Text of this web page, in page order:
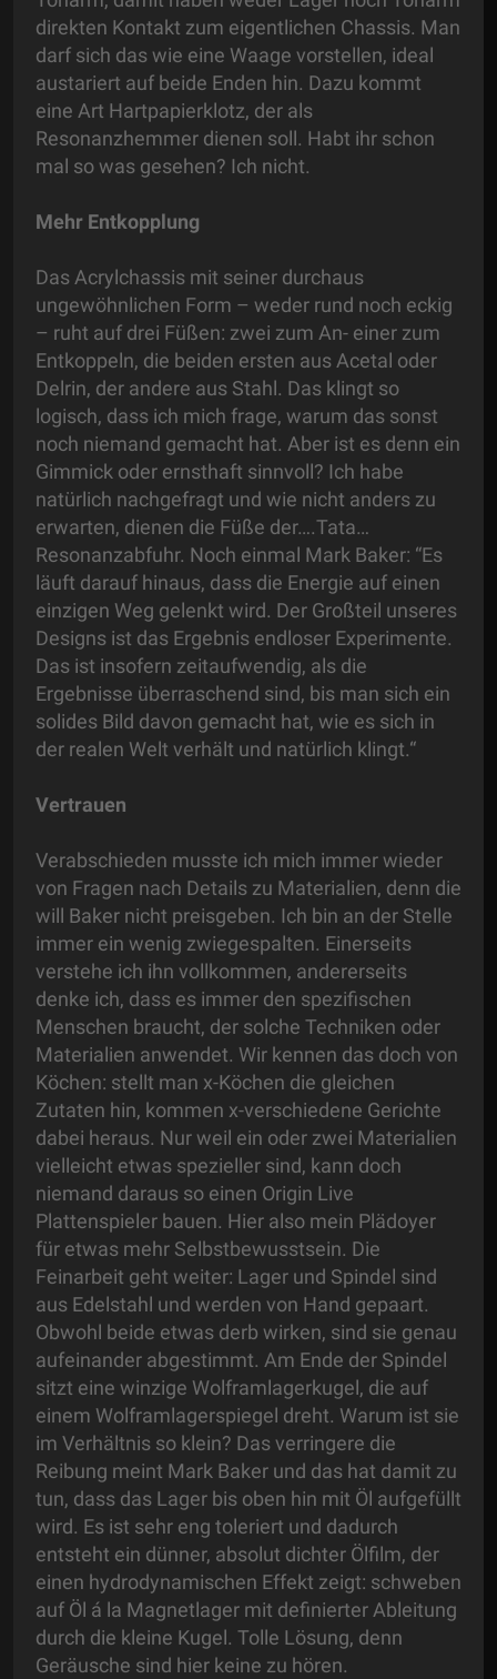
direkten Kontakt zum eigentlichen Chassis. Man
darf sich das wie eine Waage vorstellen, ideal
austariert auf beide Enden hin. Dazu kommt
eine Art Hartpapierklotz, der als
Resonanzhemmer dienen soll. Habt ihr schon
mal so was gesehen? Ich nicht.
Mehr Entkopplung
Das Acrylchassis mit seiner durchaus
ungewöhnlichen Form – weder rund noch eckig
– ruht auf drei Füßen: zwei zum An- einer zum
Entkoppeln, die beiden ersten aus Acetal oder
Delrin, der andere aus Stahl. Das klingt so
logisch, dass ich mich frage, warum das sonst
noch niemand gemacht hat. Aber ist es denn ein
Gimmick oder ernsthaft sinnvoll? Ich habe
natürlich nachgefragt und wie nicht anders zu
erwarten, dienen die Füße der….Tata…
Resonanzabfuhr. Noch einmal Mark Baker: “Es
läuft darauf hinaus, dass die Energie auf einen
einzigen Weg gelenkt wird. Der Großteil unseres
Designs ist das Ergebnis endloser Experimente.
Das ist insofern zeitaufwendig, als die
Ergebnisse überraschend sind, bis man sich ein
solides Bild davon gemacht hat, wie es sich in
der realen Welt verhält und natürlich klingt.“
Vertrauen
Verabschieden musste ich mich immer wieder
von Fragen nach Details zu Materialien, denn die
will Baker nicht preisgeben. Ich bin an der Stelle
immer ein wenig zwiegespalten. Einerseits
verstehe ich ihn vollkommen, andererseits
denke ich, dass es immer den spezifischen
Menschen braucht, der solche Techniken oder
Materialien anwendet. Wir kennen das doch von
Köchen: stellt man x-Köchen die gleichen
Zutaten hin, kommen x-verschiedene Gerichte
dabei heraus. Nur weil ein oder zwei Materialien
vielleicht etwas spezieller sind, kann doch
niemand daraus so einen Origin Live
Plattenspieler bauen. Hier also mein Plädoyer
für etwas mehr Selbstbewusstsein. Die
Feinarbeit geht weiter: Lager und Spindel sind
aus Edelstahl und werden von Hand gepaart.
Obwohl beide etwas derb wirken, sind sie genau
aufeinander abgestimmt. Am Ende der Spindel
sitzt eine winzige Wolframlagerkugel, die auf
einem Wolframlagerspiegel dreht. Warum ist sie
im Verhältnis so klein? Das verringere die
Reibung meint Mark Baker und das hat damit zu
tun, dass das Lager bis oben hin mit Öl aufgefüllt
wird. Es ist sehr eng toleriert und dadurch
entsteht ein dünner, absolut dichter Ölfilm, der
einen hydrodynamischen Effekt zeigt: schweben
auf Öl á la Magnetlager mit definierter Ableitung
durch die kleine Kugel. Tolle Lösung, denn
Geräusche sind hier keine zu hören.